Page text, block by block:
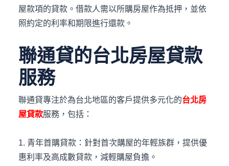
屋款項的貸款。借款人需以所購房屋作為抵押，並依
照約定的利率和期限進行還款。
聯通貸的台北房屋貸款
服務
聯通貸專注於為台北地區的客戶提供多元化的台北房
屋貸款服務，包括：
1. 青年首購貸款：針對首次購屋的年輕族群，提供優
惠利率及高成數貸款，減輕購屋負擔。